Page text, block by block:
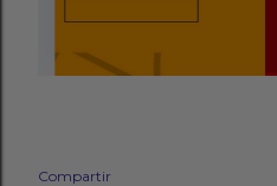
Compartir